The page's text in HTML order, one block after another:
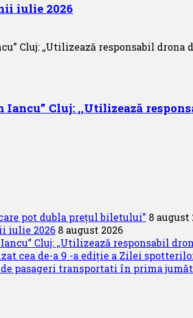
iulie 2026
Cluj: ,,Utilizează
pot dubla prețul biletului” 8 august
iulie 2026 8 august 2026
Cluj: ,,Utilizează responsabil
cea de-a 9 -a ediție a Zilei
pasageri transportati în prima